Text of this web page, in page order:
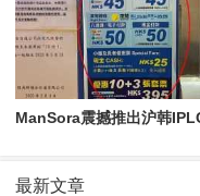
最新文章